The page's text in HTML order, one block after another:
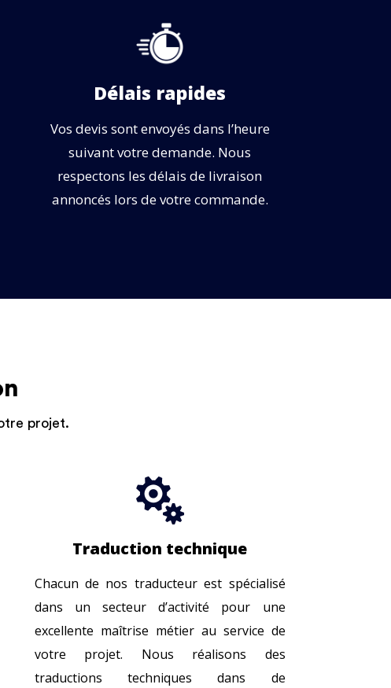
Délais rapides
Vos devis sont envoyés dans l’heure
suivant votre demande. Nous
respectons les délais de livraison
annoncés lors de votre commande.
projet.

Traduction technique
Chacun de nos traducteur est spécialisé
dans un secteur d’activité pour une
excellente maîtrise métier au service de
votre projet. Nous réalisons des
traductions techniques dans de